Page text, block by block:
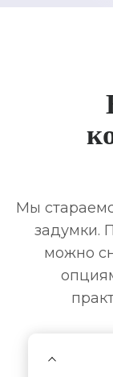
Мы
задумки.
можно